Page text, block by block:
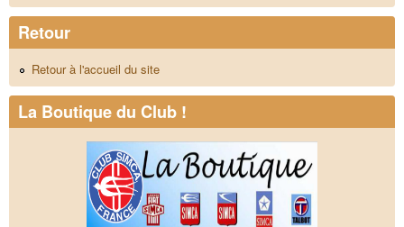
Retour
Retour à l'accueil du site
La Boutique du Club !